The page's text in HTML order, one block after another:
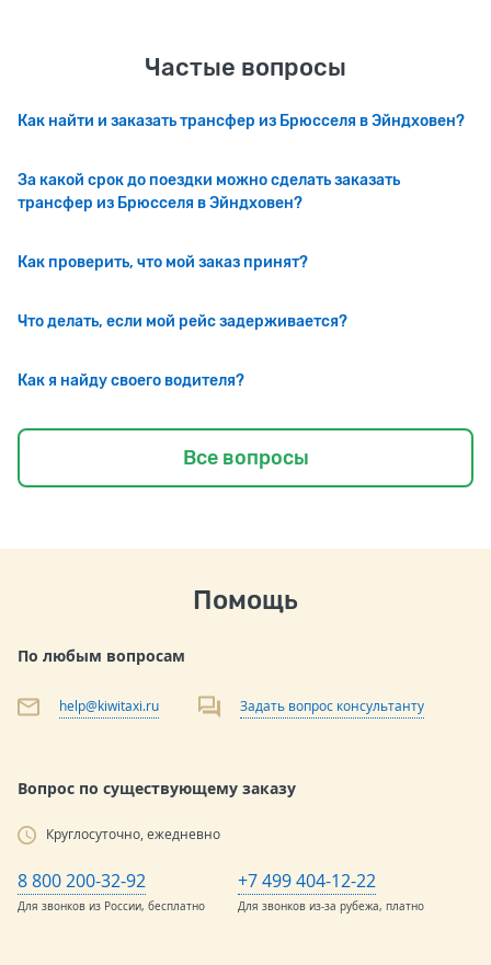
Частые вопросы
Как найти и заказать трансфер из Брюсселя в Эйндховен?
За какой срок до поездки можно сделать заказать
трансфер из Брюсселя в Эйндховен?
Как проверить, что мой заказ принят?
Что делать, если мой рейс задерживается?
Как я найду своего водителя?
Все вопросы
Помощь
По любым вопросам
help@kiwitaxi.ru Задать вопрос консультанту
Вопрос по существующему заказу
Круглосуточно, ежедневно
8 800 200-32-92
Для звонков из России, бесплатно
+7 499 404-12-22
Для звонков из-за рубежа, платно